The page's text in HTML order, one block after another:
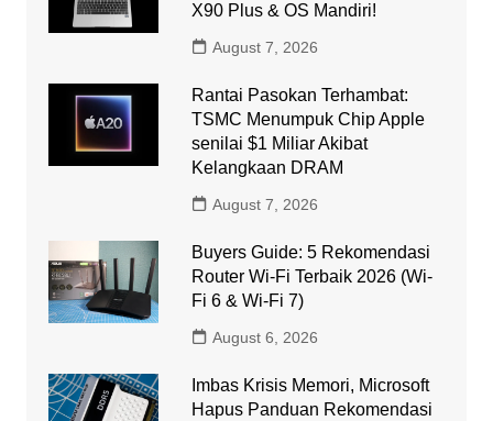
X90 Plus & OS Mandiri!
August 7, 2026
Rantai Pasokan Terhambat:
TSMC Menumpuk Chip Apple
senilai $1 Miliar Akibat
Kelangkaan DRAM
August 7, 2026
Buyers Guide: 5 Rekomendasi
Router Wi-Fi Terbaik 2026 (Wi-
Fi 6 & Wi-Fi 7)
August 6, 2026
Imbas Krisis Memori, Microsoft
Hapus Panduan Rekomendasi